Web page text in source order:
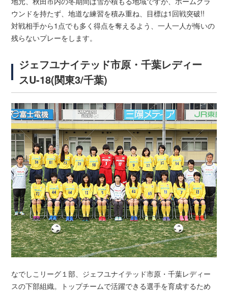
ウンドを持たず、地道な練習を積み重ね、目標は1回戦突破!!
対戦相手から1点でも多く得点を奪えるよう、一人一人が悔いの
残らないプレーをします。
ジェフユナイテッド市原・千葉レディー
スU-18(関東3/千葉)
なでしこリーグ１部、ジェフユナイテッド市原・千葉レディー
スの下部組織。トップチームで活躍できる選手を育成するため